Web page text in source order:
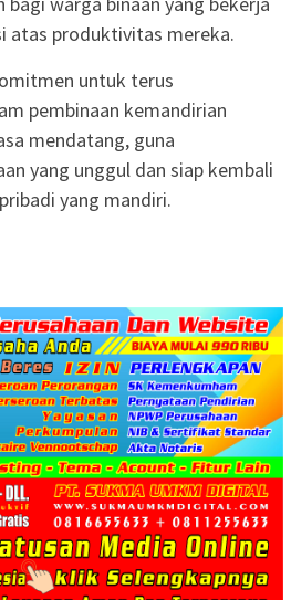
atas produktivitas mereka.
untuk terus
pembinaan kemandirian
mendatang, guna
yang unggul dan siap kembali
yang mandiri.